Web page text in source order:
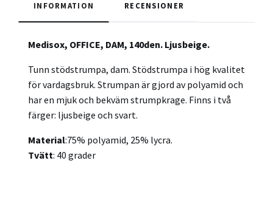
INFORMATION RECENSIONER
Medisox, OFFICE, DAM, 140den. Ljusbeige.
Tunn stödstrumpa, dam. Stödstrumpa i hög kvalitet
för vardagsbruk. Strumpan är gjord av polyamid och
har en mjuk och bekväm strumpkrage. Finns i två
färger: ljusbeige och svart.
Material:75% polyamid, 25% lycra.
Tvätt: 40 grader